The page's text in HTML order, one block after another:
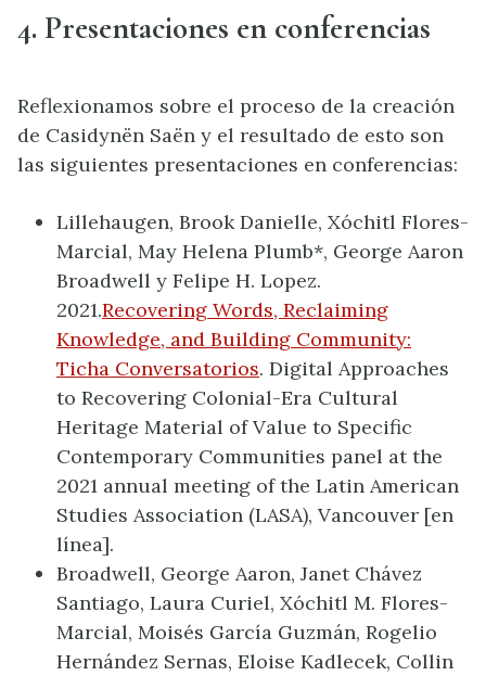
4. Presentaciones en conferencias
Reflexionamos sobre el proceso de la creación
de Casidynën Saën y el resultado de esto son
las siguientes presentaciones en conferencias:
Lillehaugen, Brook Danielle, Xóchitl Flores-
Marcial, May Helena Plumb*, George Aaron
Broadwell y Felipe H. Lopez.
2021.Recovering Words, Reclaiming
Knowledge, and Building Community:
Ticha Conversatorios. Digital Approaches
to Recovering Colonial-Era Cultural
Heritage Material of Value to Specific
Contemporary Communities panel at the
2021 annual meeting of the Latin American
Studies Association (LASA), Vancouver [en
línea].
Broadwell, George Aaron, Janet Chávez
Santiago, Laura Curiel, Xóchitl M. Flores-
Marcial, Moisés García Guzmán, Rogelio
Hernández Sernas, Eloise Kadlecek, Collin